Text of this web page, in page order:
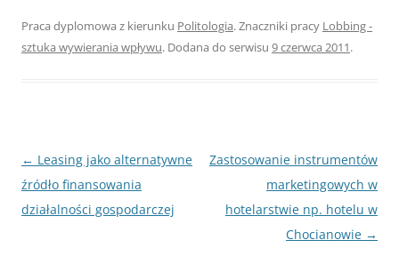
Praca dyplomowa z kierunku Politologia. Znaczniki pracy Lobbing -
sztuka wywierania wpływu. Dodana do serwisu 9 czerwca 2011.
Nawigacja
wpisu
← Leasing jako alternatywne
źródło finansowania
działalności gospodarczej
Zastosowanie instrumentów
marketingowych w
hotelarstwie np. hotelu w
Chocianowie →